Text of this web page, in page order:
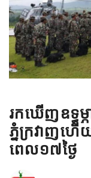
រកឃើញឧទ្ធម្
ភ្នំក្រវាញហើ
ពេល១៧ថ្ងៃ